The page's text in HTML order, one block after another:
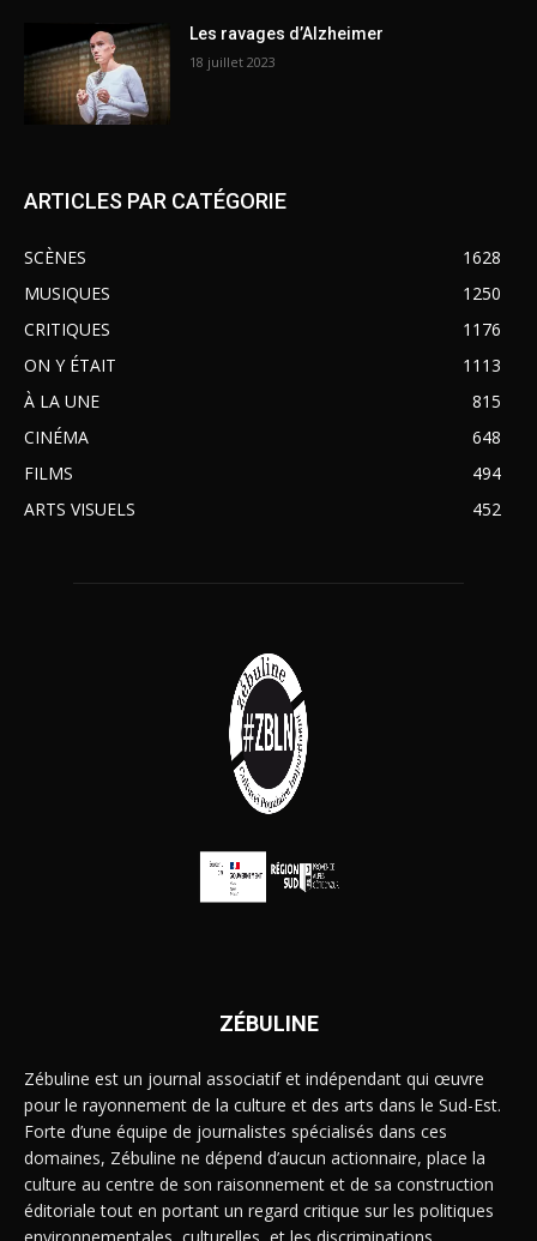
Les ravages d’Alzheimer
18 juillet 2023
ARTICLES PAR CATÉGORIE
SCÈNES
1628
MUSIQUES
1250
CRITIQUES
1176
ON Y ÉTAIT
1113
À LA UNE
815
CINÉMA
648
FILMS
494
ARTS VISUELS
452
ZÉBULINE
Zébuline est un journal associatif et indépendant qui œuvre
pour le rayonnement de la culture et des arts dans le Sud-Est.
Forte d’une équipe de journalistes spécialisés dans ces
domaines, Zébuline ne dépend d’aucun actionnaire, place la
culture au centre de son raisonnement et de sa construction
éditoriale tout en portant un regard critique sur les politiques